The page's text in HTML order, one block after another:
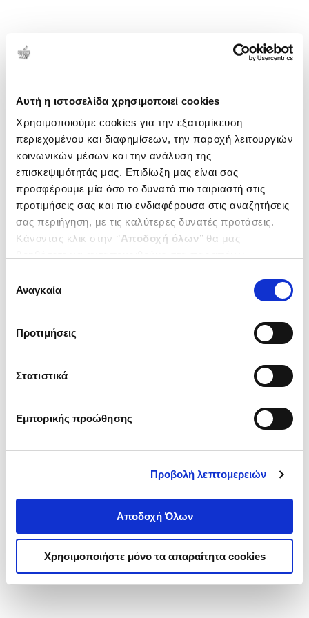
Αυτή η ιστοσελίδα χρησιμοποιεί cookies
Χρησιμοποιούμε cookies για την εξατομίκευση
περιεχομένου και διαφημίσεων, την παροχή λειτουργιών
κοινωνικών μέσων και την ανάλυση της
επισκεψιμότητάς μας. Επιδίωξη μας είναι σας
προσφέρουμε μία όσο το δυνατό πιο ταιριαστή στις
προτιμήσεις σας και πιο ενδιαφέρουσα στις αναζητήσεις
σας περιήγηση, με τις καλύτερες δυνατές προτάσεις.
Κάνοντας κλικ στην ‘’Αποδοχή όλων’’ θα μας
ενδιαφέρουν και να επιλέξετε από τα παρακάτω με την
΄΄και να ενημερωθείτε σχετικά με
συγκατάθεσης
Αναγκαία
Προτιμήσεις
Στατιστικά
Εμπορικής προώθησης
Προβολή λεπτομερειών
Αποδοχή Όλων
Χρησιμοποιήστε μόνο τα απαραίτητα cookies